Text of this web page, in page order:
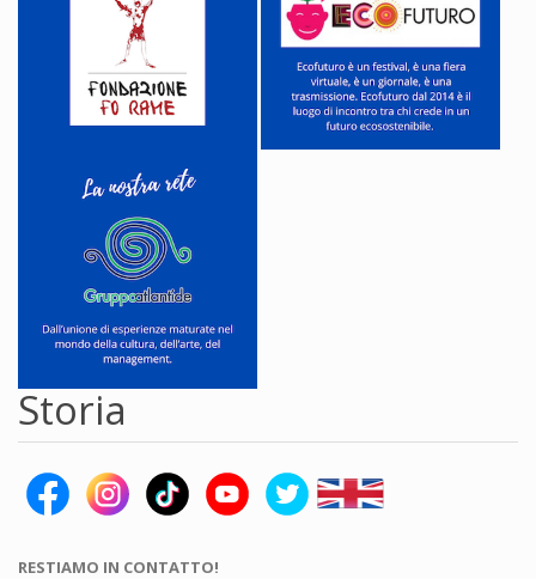
Storia
RESTIAMO IN CONTATTO!